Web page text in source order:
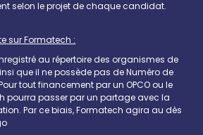
selon le projet de chaque candidat.
sur Formatech :
au répertoire des organismes de
que il ne possède pas de Numéro de
tout financement par un OPCO ou le
pourra passer par un partage avec la
Par ce biais, Formatech agira au dès